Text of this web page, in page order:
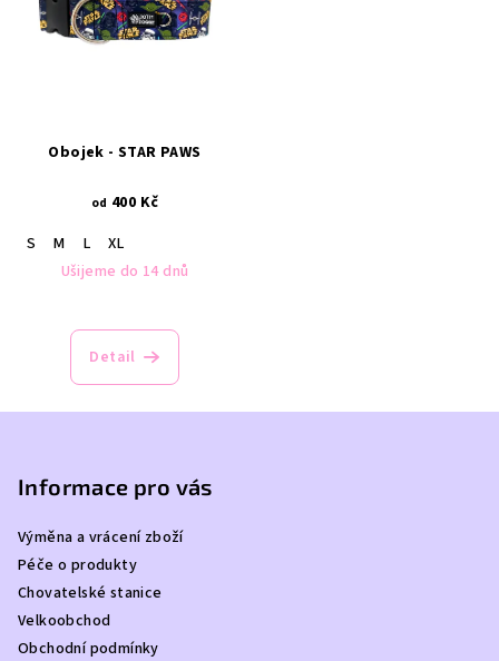
Obojek - STAR PAWS
od 400 Kč
S
M L
XL
Ušijeme do 14 dnů
Detail
Informace pro vás
Výměna a vrácení zboží
Péče o produkty
Chovatelské stanice
Velkoobchod
Obchodní podmínky